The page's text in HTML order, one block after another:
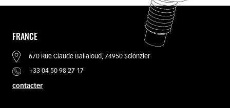
SAVOIR-FAIRE
CONTACT
FRANCE
670 Rue Claude Ballaloud, 74950 Scionzier
+33 04 50 98 27 17
contacter